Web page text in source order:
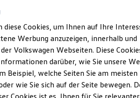
ID. Polo
GTX
GTX
)
diese Cookies, um Ihnen auf Ihre
Werbung anzuzeigen, innerhalb und
Volkswagen Webseiten. Diese
darüber, wie Sie unsere
Beispiel, welche Seiten Sie am meisten
wie Sie sich auf der Seite bewegen.
Cookies ist es, Ihnen für Sie